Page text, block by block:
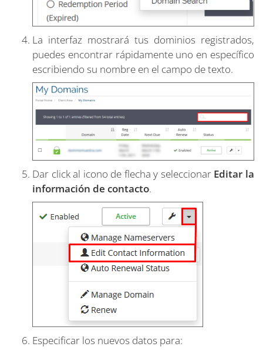
La interfaz mostrará tus dominios registrados,
puedes encontrar rápidamente uno en específico
escribiendo su nombre en el campo de texto.
Dar click al icono de flecha y seleccionar Editar la
información de contacto.
Especificar los nuevos datos para: